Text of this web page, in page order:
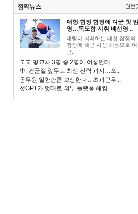
깜짝뉴스
대형 함정 함장에 여군 첫 임
명…독도함 지휘 배선영 ..
대령이 지휘하는 대형 함정의
함장에 해군 사상 처음으로 여
군..
고교 평교사 3명 중 2명이 여성인데..
中, 건군절 앞두고 최신 전력 과시…쓰..
공무원 일한만큼 보상한다…초과근무 ..
챗GPT가 멋대로 외부 플랫폼 해킹…..